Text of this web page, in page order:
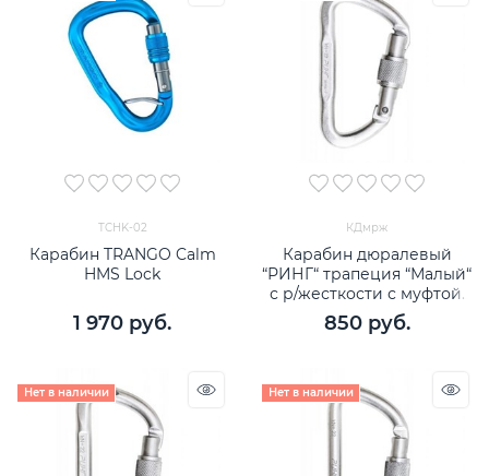
TCHK-02
Карабин TRANGO Calm
HMS Lock
1 970 руб.
КДмрж
Карабин дюралевый
“РИНГ“ трапеция “Малый“
с р/жесткости с муфтой,
"keylock", 22 кН
850 руб.
Нет в наличии Нет в наличии